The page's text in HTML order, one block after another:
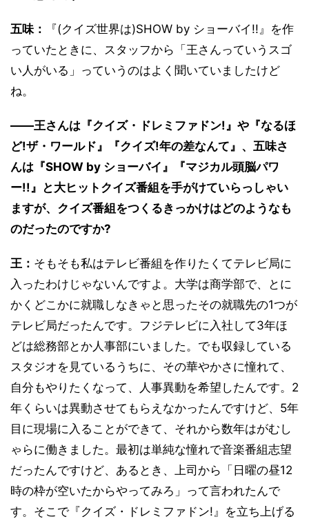
五味：
『(クイズ世界は)SHOW by ショーバイ!!』を作
っていたときに、スタッフから「王さんっていうスゴ
い人がいる」っていうのはよく聞いていましたけど
ね。
――王さんは『クイズ・ドレミファドン!』や『なるほ
ど!ザ・ワールド』『クイズ!年の差なんて』、五味さ
んは『SHOW by ショーバイ』『マジカル頭脳パワ
ー!!』と大ヒットクイズ番組を手がけていらっしゃい
ますが、クイズ番組をつくるきっかけはどのようなも
のだったのですか?
王： そもそも私はテレビ番組を作りたくてテレビ局に
入ったわけじゃないんですよ。大学は商学部で、とに
かくどこかに就職しなきゃと思ったその就職先の1つが
テレビ局だったんです。フジテレビに入社して3年ほ
どは総務部とか人事部にいました。でも収録している
スタジオを見ているうちに、その華やかさに憧れて、
自分もやりたくなって、人事異動を希望したんです。2
年くらいは異動させてもらえなかったんですけど、5年
目に現場に入ることができて、それから数年はがむし
ゃらに働きました。最初は単純な憧れで音楽番組志望
だったんですけど、あるとき、上司から「日曜の昼12
時の枠が空いたからやってみろ」って言われたんで
す。そこで『クイズ・ドレミファドン!』を立ち上げる